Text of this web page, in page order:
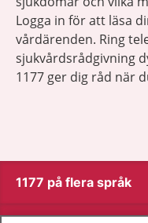
Logga in för att läsa
vårdärenden. Ring
sjukvårdsrådgivning
1177 ger dig råd när
1177 på flera språk